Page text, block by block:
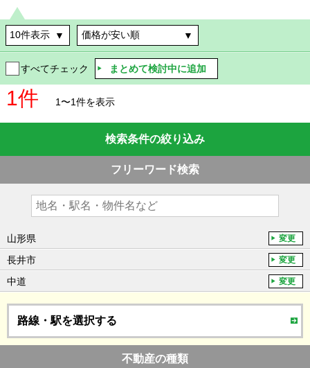
すべてチェック まとめて検討中に追加
1件 1〜1件を表示
検索条件の絞り込み
フリーワード検索
山形県 変更
長井市 変更
中道 変更
路線・駅を選択する
不動産の種類